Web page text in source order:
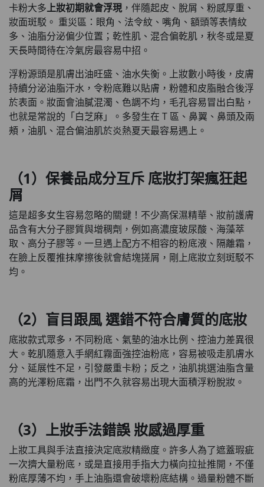
卡粉大多上妝初期就會浮現，伴隨起皮、脫屑、粉感厚重、
妝面斑駁。 重災區：眼角、法令紋、嘴角、額頭等表情紋
多、油脂分泌偏少位置；乾性肌、混合偏乾肌，秋冬或是夏
天長時間待在冷氣房最容易中招。
浮粉源頭是肌膚出油旺盛、油水失衡。上妝數小時後，皮膚
持續分泌油脂汗水，令粉底難以貼膚，粉體和皮脂融合後浮
於表面。妝面會油膩混濁、色調不均，毛孔容易冒出白點，
也就是常說的「白芝麻」。多發生在 T 區、鼻翼、鼻頭及兩
頰，油肌、混合偏油肌於炎熱夏天最容易遇上。
（1）保養品成分互斥 底妝打架瘋狂起
屑
這是超多女生容易忽略的關鍵！不少高保濕精華、妝前護膚
品含有大分子膠質與增稠劑，例如高濃度玻尿酸、海藻萃
取、高分子膠等。一旦遇上配方不相容的粉底液、隔離霜，
在臉上反覆推抹摩擦後就會結塊搓屑，剛上底妝立刻斑駁不
均。
（2）盲目跟風 選錯不符合膚質的底妝
底妝款式眾多，不同粉底、氣墊的油水比例、控油力差異很
大。乾肌隨意入手網紅霧面強控油粉底，容易被吸走肌膚水
分、延展性不足，引發嚴重卡粉；反之，油肌挑選油脂含量
高的光澤粉底霜，出門不久就容易出現大面積浮粉脫妝。
（3）上妝手法錯誤 妝感過厚重
上妝工具與手法直接決定底妝精緻度。許多人為了遮蓋瑕疵
一次擠大量粉底，或是直接用手指大力橫向拉扯推開，不僅
粉底厚薄不均，手上油脂還會破壞粉底結構。過量粉體不斷